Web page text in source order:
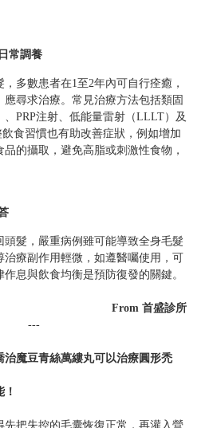
常調養
多數患者在1至2年內可自行痊癒，
尋求治療。常見治療方法包括類固
PRP注射、低能量雷射（LLLT）及
食習慣也有助改善症狀，例如增加
的攝取，避免高脂或刺激性食物，
髮，嚴重病例雖可能導致全身毛髮
治療副作用輕微，如遵醫囑使用，可
息與飲食均衡是預防復發的關鍵。
From 首盛診所
---
治魔豆青絲萬縷丸可以治療圓形禿
先把失控的毛囊恢復正常，再灌入營